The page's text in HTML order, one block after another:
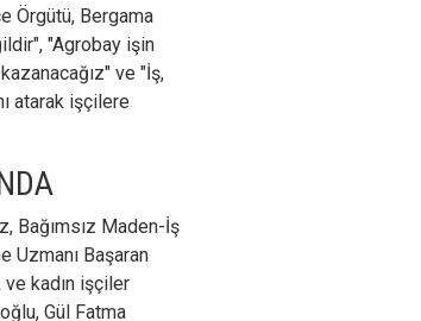
Örgütü, Bergama
"Agrobay işin
ve "İş,
atarak işçilere
Bağımsız Maden-İş
Uzmanı Başaran
ve kadın işçiler
Gül Fatma